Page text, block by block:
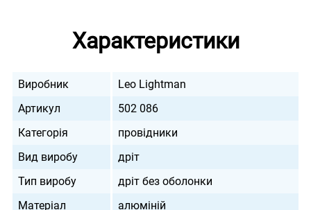
Характеристики
Виробник
Leo Lightman
Артикул
502 086
Категорія
провідники
Вид виробу
дріт
Тип виробу
дріт без оболонки
Матеріал
алюміній